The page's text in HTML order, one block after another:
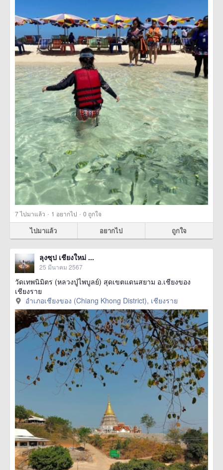
7ไปมาแล้ว · 1 อยากไป · 0 ถูกใจ
ไปมาแล้ว อยากไป ถูกใจ
ลุงซุป เชียงใหม่ ...
25 มีนาคม 2567
วัดเทพนิมิตร (หลวงปู่ไพบูลย์) สุดเขตแดนสยาม อ.เชียงของ
เชียงราย
อำเภอเชียงของ (Chiang Khong District), เชียงราย